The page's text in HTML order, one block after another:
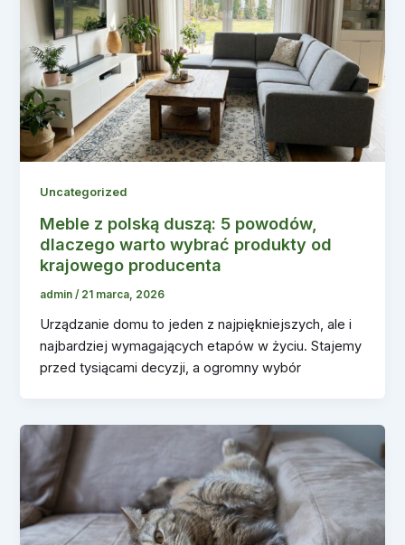
Uncategorized
Meble z polską duszą: 5 powodów,
dlaczego warto wybrać produkty od
krajowego producenta
admin/ 21 marca, 2026
Urządzanie domu to jeden z najpiękniejszych, ale i
najbardziej wymagających etapów w życiu. Stajemy
przed tysiącami decyzji, a ogromny wybór